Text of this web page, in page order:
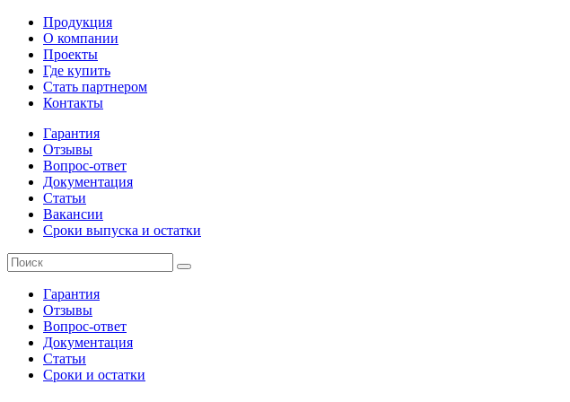
Продукция
О компании
Проекты
Где купить
Стать партнером
Контакты
Гарантия
Отзывы
Вопрос-ответ
Документация
Статьи
Вакансии
Сроки выпуска и остатки
Гарантия
Отзывы
Вопрос-ответ
Документация
Статьи
Сроки и остатки